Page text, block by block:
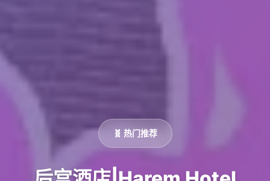
🧬 热门推荐